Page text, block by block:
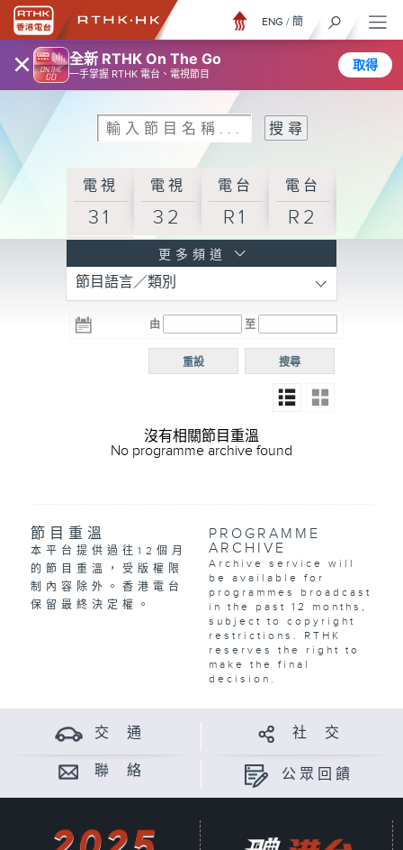
× 全新 RTHK On The Go
一手掌握 RTHK 電台、電視節目
取得
ENG / 簡
電視
31
電視
32
電台
R1
電台
R2
R3
電台 電台
R5
電台
普通
更多頻道
節目語言／類別
由 至
搜尋
重設
沒有相關節目重溫
No programme archive found
節目重溫
本平台提供過往12個月
的節目重溫，受版權限
制內容除外。香港電台
保留最終決定權。
PROGRAMME
ARCHIVE
Archive service will
be available for
programmes broadcast
in the past 12 months,
subject to copyright
restrictions. RTHK
reserves the right to
make the final
decision.
交 通 社 交
聯 絡 公眾回饋